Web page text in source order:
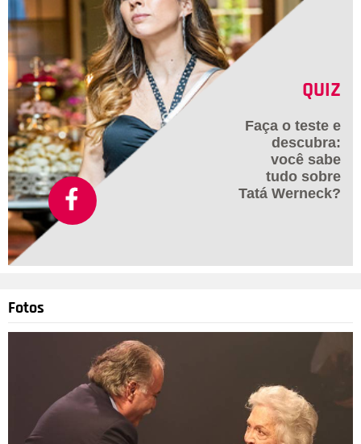
se separaram pela segunda vez. Que chato, né?
QUIZ
Faça o teste e
descubra:
você sabe
tudo sobre
Tatá Werneck?
Fotos